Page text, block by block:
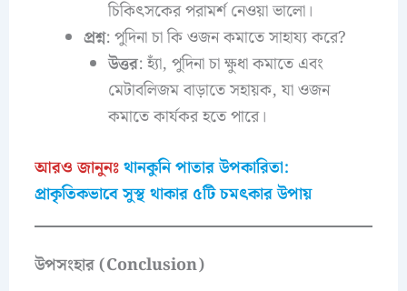
চিকিৎসকের পরামর্শ নেওয়া ভালো।
প্রশ্ন: পুদিনা চা কি ওজন কমাতে সাহায্য করে?
উত্তর: হ্যাঁ, পুদিনা চা ক্ষুধা কমাতে এবং
মেটাবলিজম বাড়াতে সহায়ক, যা ওজন
কমাতে কার্যকর হতে পারে।
আরও জানুনঃথানকুনি পাতার উপকারিতা:
প্রাকৃতিকভাবে সুস্থ থাকার ৫টি চমৎকার উপায়
উপসংহার (Conclusion)